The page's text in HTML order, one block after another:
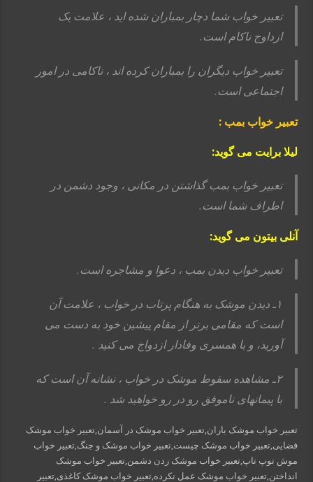
تعبیر خواب شما دچار بمباران شده اید ، علامت یک
ازداوج ناکام است.
تعبیر خواب دیگران را بمباران کرده اند ، ناکامی در امور
اجتماعی است.
تعبیر خواب بمب :
لیلا برایت می گوید:
تعبیر خواب بمب گذاشتن در مکانی ، وجود دشمن در
اطراف شما است.
آنلی بیتون می گوید:
تعبیر خواب دیدن بمب ، دعوا و مشاجره است.
۱ـ دیدن موشک به هنگام پرتاب در خواب ، علامت آن
است که مقامی برتر از مقام پیشین خود به دست می
آورید، و با همسری وفادار ازدواج می کنید .
۲ـ مشاهده سقوط موشک در خواب ، نشانه آن است که
با پیمانهای ناموفق رو در رو خواهید شد .
تعبیر خواب موشک باران,تعبیر خواب موشک در آسمان,تعبیر خواب موشک
فضایی,تعبیر خواب موشک چیست,تعبیر خواب موشک و جنگ,تعبیر خواب
موش توپ تاپ,تعبیر خواب موشک زدن دشمن,تعبیر خواب موشک
انداختن,تعبیر خواب موشک عمل نکرده,تعبیر خواب موشک کاغذی,تعبیر